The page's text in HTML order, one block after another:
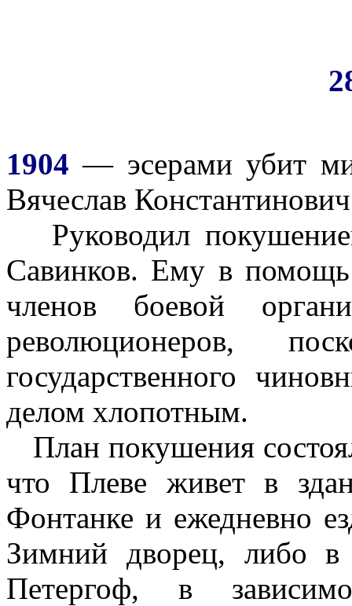
1904 — эсерами убит
Вячеслав
Руководил
Савинков. Ему в
членов боевой
революционеров,
государственного
делом хлопотным.
План покушения
что Плеве живет в
Фонтанке и ежедневно
Зимний дворец, либо
Петергоф, в